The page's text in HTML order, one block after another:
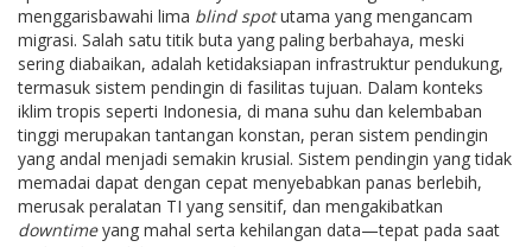
menggarisbawahi lima blind spotutama yang mengancam
migrasi. Salah satu titik buta yang paling berbahaya, meski
sering diabaikan, adalah ketidaksiapan infrastruktur pendukung,
termasuk sistem pendingin di fasilitas tujuan. Dalam konteks
iklim tropis seperti Indonesia, di mana suhu dan kelembaban
tinggi merupakan tantangan konstan, peran sistem pendingin
yang andal menjadi semakin krusial. Sistem pendingin yang tidak
memadai dapat dengan cepat menyebabkan panas berlebih,
merusak peralatan TI yang sensitif, dan mengakibatkan
downtimeyang mahal serta kehilangan data—tepat pada saat